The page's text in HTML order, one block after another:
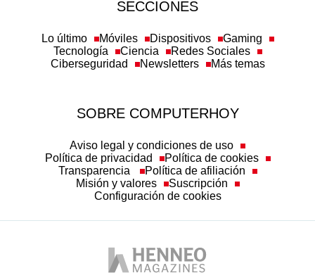
Tecnología
Ciencia
Redes Sociales
Ciberseguridad
Newsletters Más temas
Política de privacidad
Política de cookies
Transparencia
Política de afiliación
Misión y valores
Suscripción
Configuración de cookies